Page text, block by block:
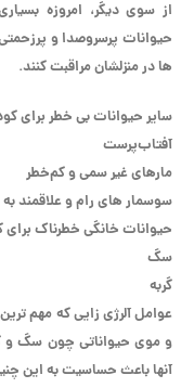
حیوانات پرسروصدا و
ها در منزلشان مراقبت کنند.
سایر حیوانات بی خطر برای
آفتاب‌پرست
مارهای غیر سمی و کم‌خطر
سوسمار های رام و علاقمند به
حیوانات خانگی خطرناک برای
سگ
گربه
عوامل آلرژی زایی که مهم
و موی حیواناتی چون سگ و
آنها باعث حساسیت به این